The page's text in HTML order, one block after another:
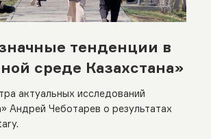
тенденции в
среде Казахстана»
актуальных исследований
Андрей Чеботарев о результатах